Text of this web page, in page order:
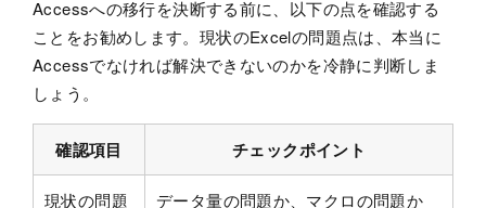
Accessへの移行を決断する前に、以下の点を確認する
ことをお勧めします。現状のExcelの問題点は、本当に
Accessでなければ解決できないのかを冷静に判断しま
しょう。
確認項目 チェックポイント
現状の問題 データ量の問題か、マクロの問題か